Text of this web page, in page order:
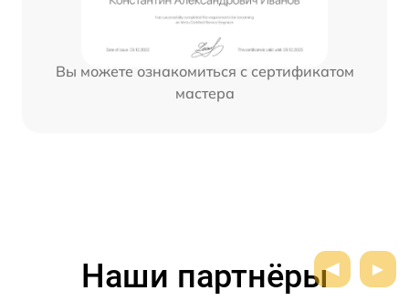
Вы можете ознакомиться с сертификатом
мастера
Наши партнёры